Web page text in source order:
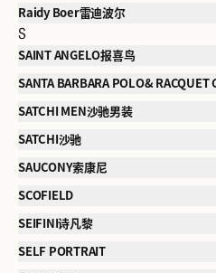
Raidy Boer雷迪波尔
S
SAINT ANGELO报喜鸟
SANTA BARBARA POLO& RACQUET
SATCHI MEN沙驰男装
SATCHI沙驰
SAUCONY索康尼
SCOFIELD
SEIFINI诗凡黎
SELF PORTRAIT